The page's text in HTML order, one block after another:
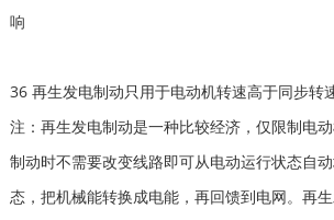
响
36 再生发电制动只用于电动机转速高于同步转
注：再生发电制动是一种比较经济，仅限制电动
制动时不需要改变线路即可从电动运行状态自
态，把机械能转换成电能，再回馈到电网。再